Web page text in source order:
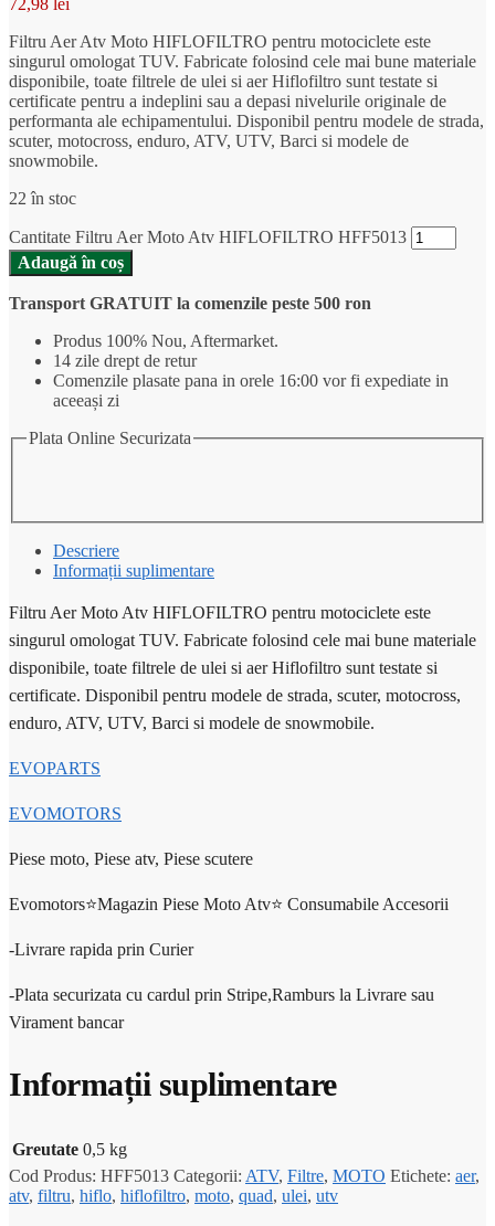
72,98 lei
Filtru Aer Atv Moto HIFLOFILTRO pentru motociclete este
singurul omologat TUV. Fabricate folosind cele mai bune materiale
disponibile, toate filtrele de ulei si aer Hiflofiltro sunt testate si
certificate pentru a indeplini sau a depasi nivelurile originale de
performanta ale echipamentului. Disponibil pentru modele de strada,
scuter, motocross, enduro, ATV, UTV, Barci si modele de
snowmobile.
22 în stoc
Cantitate Filtru Aer Moto Atv HIFLOFILTRO HFF5013
Adaugă în coș
Transport GRATUIT la comenzile peste 500 ron
Produs 100% Nou, Aftermarket.
14 zile drept de retur
Comenzile plasate pana in orele 16:00 vor fi expediate in
aceeași zi
Plata Online Securizata
Descriere
Informații suplimentare
Filtru Aer Moto Atv HIFLOFILTRO pentru motociclete este
singurul omologat TUV. Fabricate folosind cele mai bune materiale
disponibile, toate filtrele de ulei si aer Hiflofiltro sunt testate si
certificate. Disponibil pentru modele de strada, scuter, motocross,
enduro, ATV, UTV, Barci si modele de snowmobile.
EVOPARTS
EVOMOTORS
Piese moto, Piese atv, Piese scutere
Evomotors⭐️Magazin Piese Moto Atv⭐️ Consumabile Accesorii
-Livrare rapida prin Curier
-Plata securizata cu cardul prin Stripe,Ramburs la Livrare sau
Virament bancar
Informații suplimentare
Greutate 0,5 kg
Cod Produs: HFF5013 Categorii: ATV, Filtre, MOTO Etichete: aer,
atv, filtru, hiflo, hiflofiltro, moto, quad, ulei, utv